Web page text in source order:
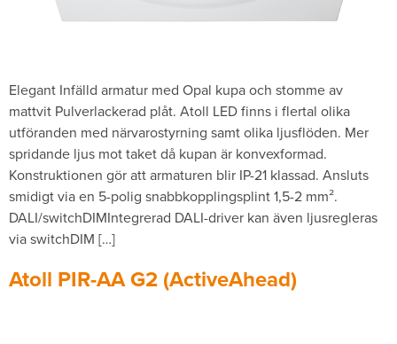
Elegant Infälld armatur med Opal kupa och stomme av
mattvit Pulverlackerad plåt. Atoll LED finns i flertal olika
utföranden med närvarostyrning samt olika ljusflöden. Mer
spridande ljus mot taket då kupan är konvexformad.
Konstruktionen gör att armaturen blir IP-21 klassad. Ansluts
smidigt via en 5-polig snabbkopplingsplint 1,5-2 mm­².
DALI/switchDIMIntegrerad DALI-driver kan även ljusregleras
via switchDIM […]
Atoll PIR-AA G2 (ActiveAhead)